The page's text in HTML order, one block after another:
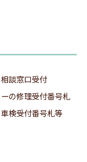
ージが届きま
ージは自動で送信さ
送信します。
談窓口受付
の修理受付番号札
検受付番号札等